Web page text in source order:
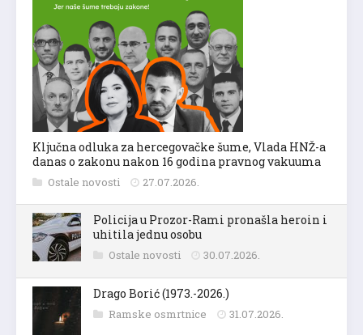
Ključna odluka za hercegovačke šume, Vlada HNŽ-a
danas o zakonu nakon 16 godina pravnog vakuuma
Ostale novosti 27.07.2026.
Policija u Prozor-Rami pronašla heroin i
uhitila jednu osobu
Ostale novosti 30.07.2026.
Drago Borić (1973.-2026.)
Ramske osmrtnice 31.07.2026.